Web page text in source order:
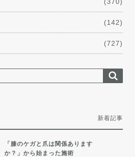
(142)
(727)
新着記事
「膝のケガと爪は関係あります
か？」から始まった施術